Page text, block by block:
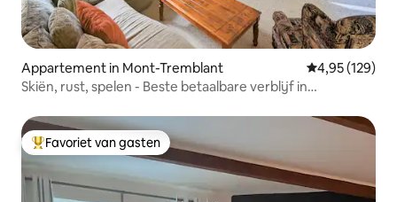
Appartement in Mont-Tremblant Gemiddelde
4,95 (129)
Skiën, rust, spelen - Beste betaalbare verblijf in
Topfavoriet van gasten
Favoriet van gasten